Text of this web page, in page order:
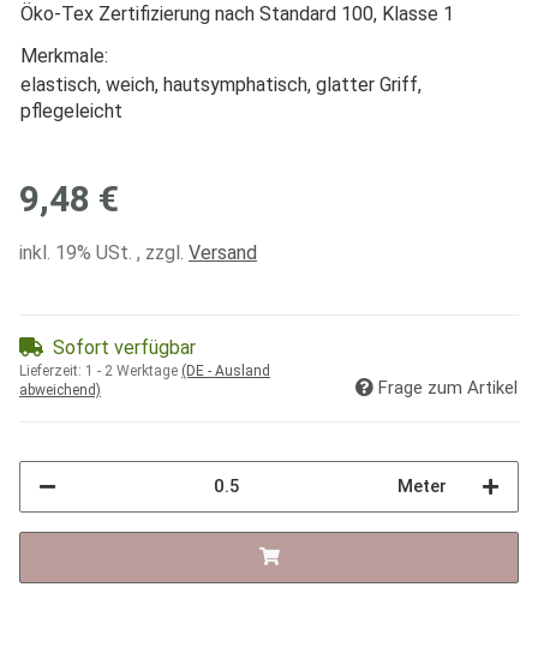
Öko-Tex Zertifizierung nach Standard 100, Klasse 1
Merkmale:
elastisch, weich, hautsymphatisch, glatter Griff,
pflegeleicht
9,48 €
inkl. 19% USt. , zzgl. Versand
Sofort verfügbar
Lieferzeit: 1 - 2 Werktage (DE - Ausland
abweichend)
Frage zum Artikel
Meter